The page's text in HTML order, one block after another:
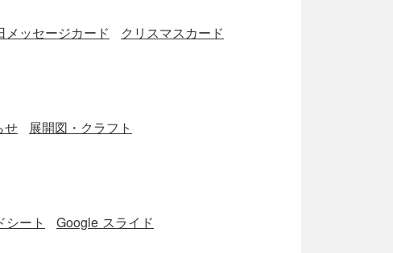
メッセージカード
クリスマスカード
せ
展開図・クラフト
シート Google スライド